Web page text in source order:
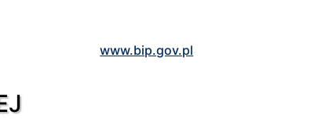
www.bip.gov.pl